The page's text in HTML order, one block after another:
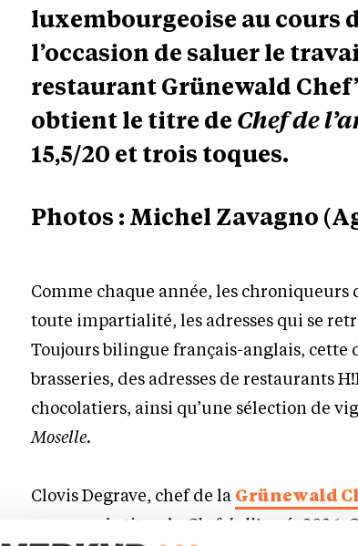
luxembourgeoise au cours
l’occasion de saluer le
restaurant Grünewald
obtient le titre de Chef de
15,5/20 et trois toques.
Photos : Michel Zavagno
Comme chaque année, les chroniqueurs
toute impartialité, les adresses qui se
Toujours bilingue français-anglais,
brasseries, des adresses de restaurants
chocolatiers, ainsi qu’une sélection de
Moselle.
Clovis Degrave, chef de la Grünewald
remettre le titre de
Chef de l’Année 2026